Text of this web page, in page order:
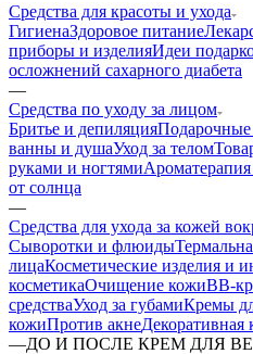
Средства для красоты и ухода
ГигиенаЗдоровое питание
приборы и изделияИдеи
осложнений сахарного диабета
—
Средства по уходу за лицом
Бритье и депиляция
ванны и душаУход за телом
руками и ногтями
от солнца
—
Средства для ухода за кожей
Сыворотки и флюиды
лицаКосметические изделия и
косметикаОчищение кожиBB-
средстваУход за губамиКремы
кожиПротив акнеДекоративная
—ДО И ПОСЛЕ КРЕМ ДЛЯ